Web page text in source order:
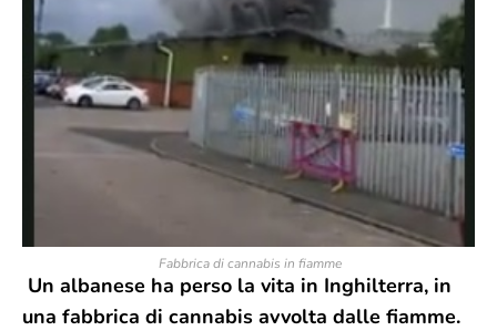
Fabbrica di cannabis in fiamme
Un albanese ha perso la vita in Inghilterra, in
una fabbrica di cannabis avvolta dalle fiamme.